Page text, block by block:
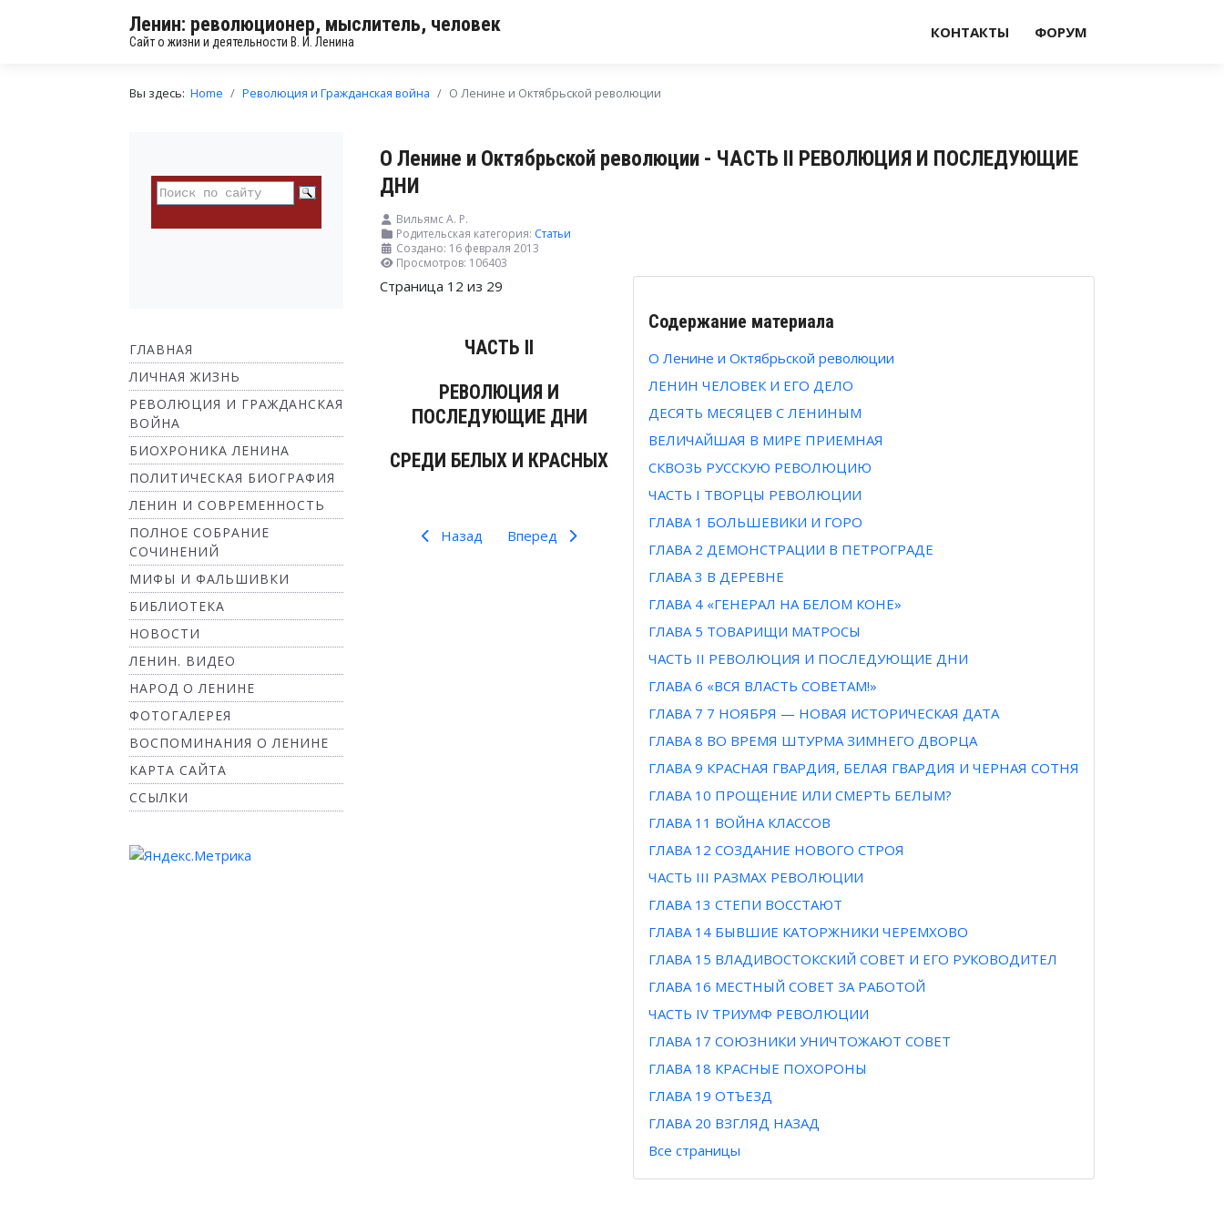
Ленин: революционер, мыслитель, человек
Сайт о жизни и деятельности В. И. Ленина
КОНТАКТЫ ФОРУМ
Вы здесь: Home Революция и Гражданская война О Ленине и Октябрьской революции
ГЛАВНАЯ
ЛИЧНАЯ ЖИЗНЬ
РЕВОЛЮЦИЯ И ГРАЖДАНСКАЯ
ВОЙНА
БИОХРОНИКА ЛЕНИНА
ПОЛИТИЧЕСКАЯ БИОГРАФИЯ
ЛЕНИН И СОВРЕМЕННОСТЬ
ПОЛНОЕ СОБРАНИЕ
СОЧИНЕНИЙ
МИФЫ И ФАЛЬШИВКИ
БИБЛИОТЕКА
НОВОСТИ
ЛЕНИН. ВИДЕО
НАРОД О ЛЕНИНЕ
ФОТОГАЛЕРЕЯ
ВОСПОМИНАНИЯ О ЛЕНИНЕ
КАРТА САЙТА
ССЫЛКИ
О Ленине и Октябрьской революции - ЧАСТЬ II РЕВОЛЮЦИЯ И ПОСЛЕДУЮЩИЕ
ДНИ
Вильямс А. Р.
Родительская категория: Статьи
Создано: 16 февраля 2013
Просмотров: 106403
Содержание материала
О Ленине и Октябрьской революции
ЛЕНИН ЧЕЛОВЕК И ЕГО ДЕЛО
ДЕСЯТЬ МЕСЯЦЕВ С ЛЕНИНЫМ
ВЕЛИЧАЙШАЯ В МИРЕ ПРИЕМНАЯ
СКВОЗЬ РУССКУЮ РЕВОЛЮЦИЮ
ЧАСТЬ I ТВОРЦЫ РЕВОЛЮЦИИ
ГЛАВА 1 БОЛЬШЕВИКИ И ГОРО
ГЛАВА 2 ДЕМОНСТРАЦИИ В ПЕТРОГРАДЕ
ГЛАВА 3 В ДЕРЕВНЕ
ГЛАВА 4 «ГЕНЕРАЛ НА БЕЛОМ КОНЕ»
ГЛАВА 5 ТОВАРИЩИ МАТРОСЫ
ЧАСТЬ II РЕВОЛЮЦИЯ И ПОСЛЕДУЮЩИЕ ДНИ
ГЛАВА 6 «ВСЯ ВЛАСТЬ СОВЕТАМ!»
ГЛАВА 7 7 НОЯБРЯ — НОВАЯ ИСТОРИЧЕСКАЯ ДАТА
ГЛАВА 8 ВО ВРЕМЯ ШТУРМА ЗИМНЕГО ДВОРЦА
ГЛАВА 9 КРАСНАЯ ГВАРДИЯ, БЕЛАЯ ГВАРДИЯ И ЧЕРНАЯ СОТНЯ
ГЛАВА 10 ПРОЩЕНИЕ ИЛИ СМЕРТЬ БЕЛЫМ?
ГЛАВА 11 ВОЙНА КЛАССОВ
ГЛАВА 12 СОЗДАНИЕ НОВОГО СТРОЯ
ЧАСТЬ III РАЗМАХ РЕВОЛЮЦИИ
ГЛАВА 13 СТЕПИ ВОССТАЮТ
ГЛАВА 14 БЫВШИЕ КАТОРЖНИКИ ЧЕРЕМХОВО
ГЛАВА 15 ВЛАДИВОСТОКСКИЙ СОВЕТ И ЕГО РУКОВОДИТЕЛ
ГЛАВА 16 МЕСТНЫЙ СОВЕТ ЗА РАБОТОЙ
ЧАСТЬ IV ТРИУМФ РЕВОЛЮЦИИ
ГЛАВА 17 СОЮЗНИКИ УНИЧТОЖАЮТ СОВЕТ
ГЛАВА 18 КРАСНЫЕ ПОХОРОНЫ
ГЛАВА 19 ОТЪЕЗД
ГЛАВА 20 ВЗГЛЯД НАЗАД
Все страницы
Страница 12 из 29
ЧАСТЬ II
РЕВОЛЮЦИЯ И
ПОСЛЕДУЮЩИЕ ДНИ
СРЕДИ БЕЛЫХ И КРАСНЫХ
Назад Вперед
Следующий: Записки о большевистской революции